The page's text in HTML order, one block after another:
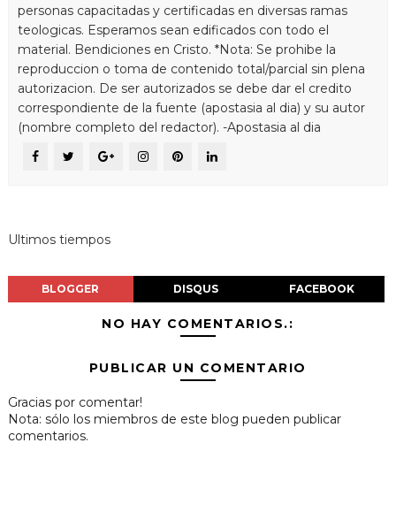
personas capacitadas y certificadas en diversas ramas
teologicas. Esperamos sean edificados con todo el
material. Bendiciones en Cristo. *Nota: Se prohibe la
reproduccion o toma de contenido total/parcial sin plena
autorizacion. De ser autorizados se debe dar el credito
correspondiente de la fuente (apostasia al dia) y su autor
(nombre completo del redactor). -Apostasia al dia
Ultimos tiempos
BLOGGER DISQUS FACEBOOK
NO HAY COMENTARIOS.:
PUBLICAR UN COMENTARIO
Gracias por comentar!
Nota: sólo los miembros de este blog pueden publicar
comentarios.